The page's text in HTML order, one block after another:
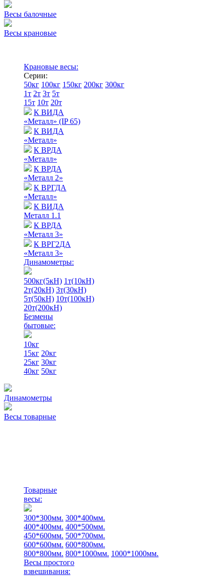
Весы балочные
Весы крановые
Крановые весы:
Серии:
50кг 100кг 150кг 200кг 300кг
1т 2т 3т 5т
15т 10т 20т
К ВИДА
«Металл» (IP 65)
К ВИДА
«Металл»
К ВРДА
«Металл»
К ВРДА
«Металл 2»
К ВРГДА
«Металл»
К ВИДА
Металл 1.1
К ВРДА
«Металл 3»
К ВРГ2ДА
«Металл 3»
Динамометры:
500кг(5кН) 1т(10кН)
2т(20кН) 3т(30кН)
5т(50кН) 10т(100кН)
20т(200кН)
Безмены
бытовые:
10кг
15кг 20кг
25кг 30кг
40кг 50кг
Динамометры
Весы товарные
Товарные
весы:
300*300мм. 300*400мм.
400*400мм. 400*500мм.
450*600мм. 500*700мм.
600*600мм. 600*800мм.
800*800мм. 800*1000мм. 1000*1000мм.
Весы простого
взвешивания: